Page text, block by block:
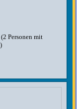
Personen mit